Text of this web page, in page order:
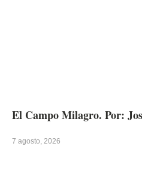
El Campo Milagro. Por:
7 agosto, 2026